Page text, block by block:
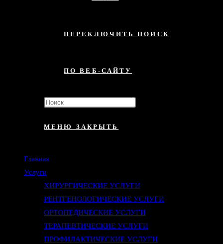
ПЕРЕКЛЮЧИТЬ ПОИСК
ПО ВЕБ-САЙТУ
МЕНЮ ЗАКРЫТЬ
Главная
Услуги
ХИРУРГИЧЕСКИЕ УСЛУГИ
РЕНТГЕНОЛОГИЧЕСКИЕ УСЛУГИ
ОРТОПЕДИЧЕСКИЕ УСЛУГИ
ТЕРАПЕВТИЧЕСКИЕ УСЛУГИ
ПРОФИЛАКТИЧЕСКИЕ УСЛУГИ